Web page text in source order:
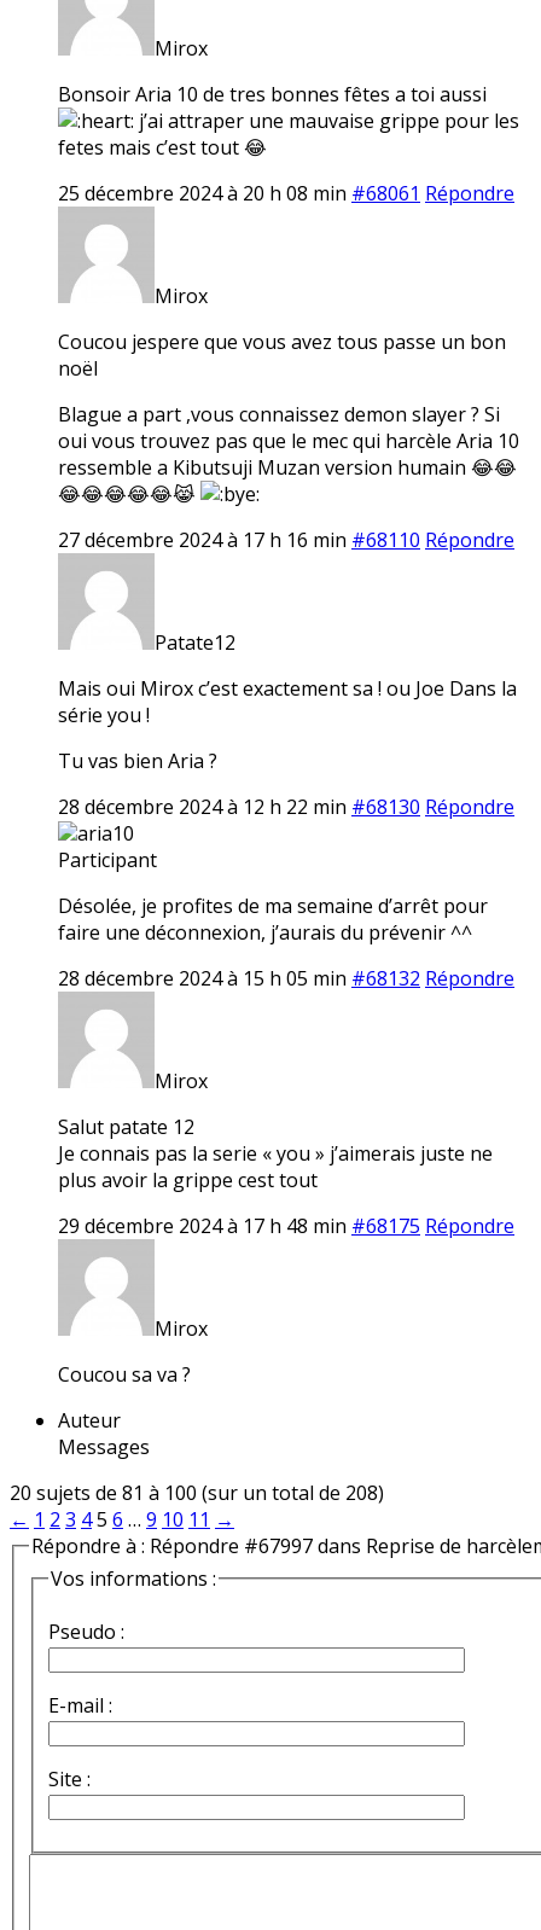
Mirox
Bonsoir Aria 10 de tres bonnes fêtes a toi aussi
j’ai attraper une mauvaise grippe pour les
fetes mais c’est tout 😂
25 décembre 2024 à 20 h 08 min #68061 Répondre
Mirox
Coucou jespere que vous avez tous passe un bon
noël
Blague a part ,vous connaissez demon slayer ? Si
oui vous trouvez pas que le mec qui harcèle Aria 10
ressemble a Kibutsuji Muzan version humain 😂😂
😂😂😂😂😂😹
27 décembre 2024 à 17 h 16 min #68110 Répondre
Patate12
Mais oui Mirox c’est exactement sa ! ou Joe Dans la
série you !
Tu vas bien Aria ?
28 décembre 2024 à 12 h 22 min #68130 Répondre
aria10
Participant
Désolée, je profites de ma semaine d’arrêt pour
faire une déconnexion, j’aurais du prévenir ^^
28 décembre 2024 à 15 h 05 min #68132 Répondre
Mirox
Salut patate 12
Je connais pas la serie « you » j’aimerais juste ne
plus avoir la grippe cest tout
29 décembre 2024 à 17 h 48 min #68175 Répondre
Mirox
Coucou sa va ?
Auteur
Messages
20 sujets de 81 à 100 (sur un total de 208)
← 1 2 3 45 6 … 9 10 11 →
Répondre à : Répondre #67997 dans Reprise de
Vos informations :
Pseudo :
E-mail :
Site :